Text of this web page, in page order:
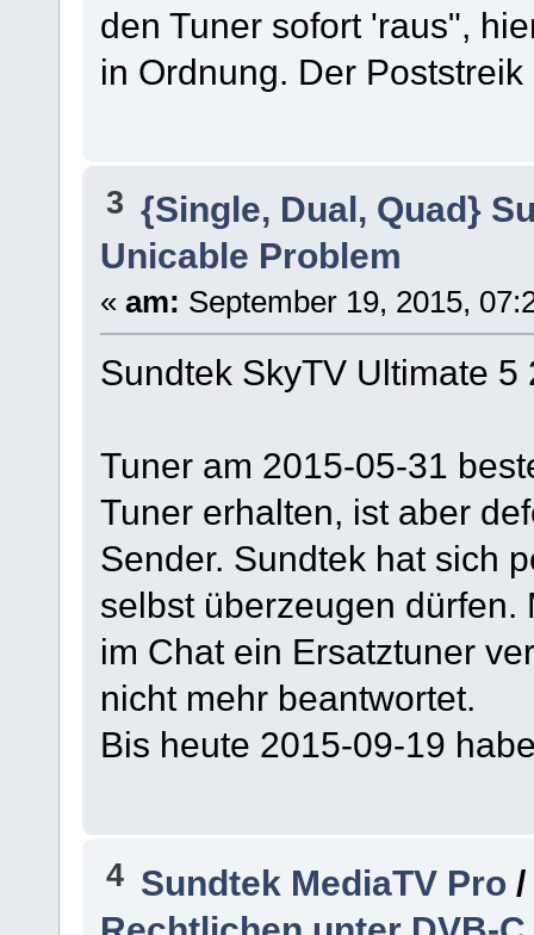
den Tuner sofort 'raus",
in Ordnung. Der
3 {Single, Dual, Quad}
Unicable Problem
« am: September 19, 2015,
Sundtek SkyTV Ultimate 5
Tuner am 2015-05-31
Tuner erhalten, ist aber
Sender. Sundtek hat sich
selbst überzeugen dürfen.
im Chat ein Ersatztuner
nicht mehr beantwortet.
Bis heute 2015-09-19
4 Sundtek MediaTV Pro